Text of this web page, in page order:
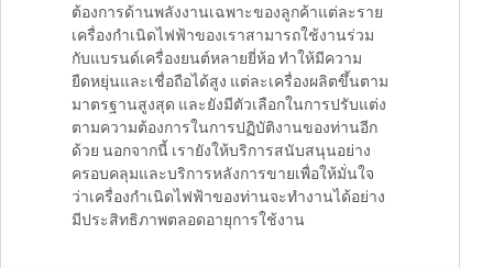
ต้องการด้านพลังงานเฉพาะของลูกค้าแต่ละราย
เครื่องกำเนิดไฟฟ้าของเราสามารถใช้งานร่วม
กับแบรนด์เครื่องยนต์หลายยี่ห้อ ทำให้มีความ
ยืดหยุ่นและเชื่อถือได้สูง แต่ละเครื่องผลิตขึ้นตาม
มาตรฐานสูงสุด และยังมีตัวเลือกในการปรับแต่ง
ตามความต้องการในการปฏิบัติงานของท่านอีก
ด้วย นอกจากนี้ เรายังให้บริการสนับสนุนอย่าง
ครอบคลุมและบริการหลังการขายเพื่อให้มั่นใจ
ว่าเครื่องกำเนิดไฟฟ้าของท่านจะทำงานได้อย่าง
มีประสิทธิภาพตลอดอายุการใช้งาน